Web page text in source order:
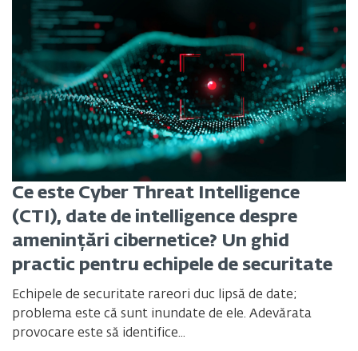
Ce este Cyber Threat Intelligence
(CTI), date de intelligence despre
amenințări cibernetice? Un ghid
practic pentru echipele de securitate
Echipele de securitate rareori duc lipsă de date;
problema este că sunt inundate de ele. Adevărata
provocare este să identifice...